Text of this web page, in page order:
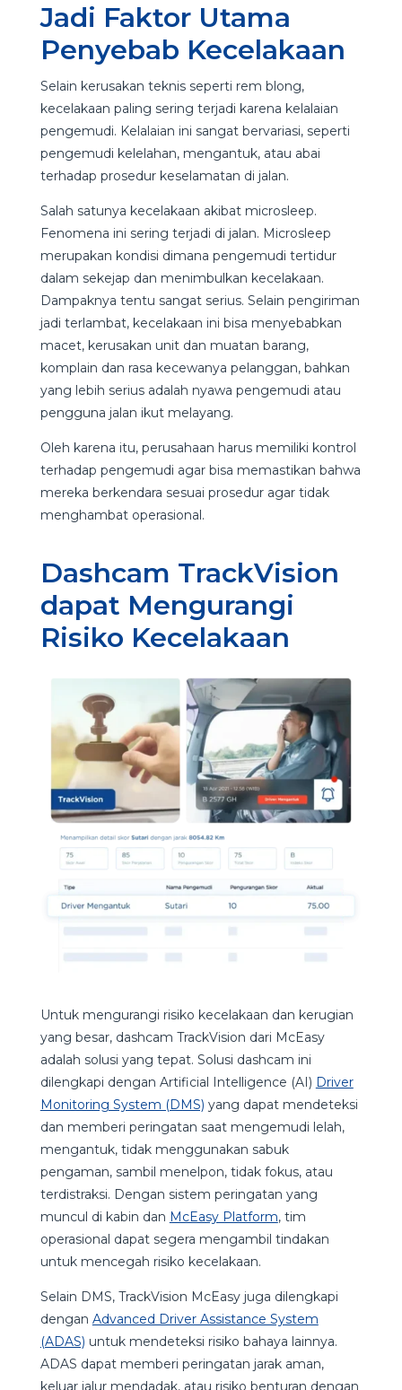
Jadi Faktor Utama
Penyebab Kecelakaan
Selain kerusakan teknis seperti rem blong,
kecelakaan paling sering terjadi karena kelalaian
pengemudi. Kelalaian ini sangat bervariasi, seperti
pengemudi kelelahan, mengantuk, atau abai
terhadap prosedur keselamatan di jalan.
Salah satunya kecelakaan akibat microsleep.
Fenomena ini sering terjadi di jalan. Microsleep
merupakan kondisi dimana pengemudi tertidur
dalam sekejap dan menimbulkan kecelakaan.
Dampaknya tentu sangat serius. Selain pengiriman
jadi terlambat, kecelakaan ini bisa menyebabkan
macet, kerusakan unit dan muatan barang,
komplain dan rasa kecewanya pelanggan, bahkan
yang lebih serius adalah nyawa pengemudi atau
pengguna jalan ikut melayang.
Oleh karena itu, perusahaan harus memiliki kontrol
terhadap pengemudi agar bisa memastikan bahwa
mereka berkendara sesuai prosedur agar tidak
menghambat operasional.
Dashcam TrackVision
dapat Mengurangi
Risiko Kecelakaan
Untuk mengurangi risiko kecelakaan dan kerugian
yang besar, dashcam TrackVision dari McEasy
adalah solusi yang tepat. Solusi dashcam ini
dilengkapi dengan Artificial Intelligence (AI) Driver
Monitoring System (DMS) yang dapat mendeteksi
dan memberi peringatan saat mengemudi lelah,
mengantuk, tidak menggunakan sabuk
pengaman, sambil menelpon, tidak fokus, atau
terdistraksi. Dengan sistem peringatan yang
muncul di kabin dan McEasy Platform, tim
operasional dapat segera mengambil tindakan
untuk mencegah risiko kecelakaan.
Selain DMS, TrackVision McEasy juga dilengkapi
dengan Advanced Driver Assistance System
(ADAS) untuk mendeteksi risiko bahaya lainnya.
ADAS dapat memberi peringatan jarak aman,
keluar jalur mendadak, atau risiko benturan dengan